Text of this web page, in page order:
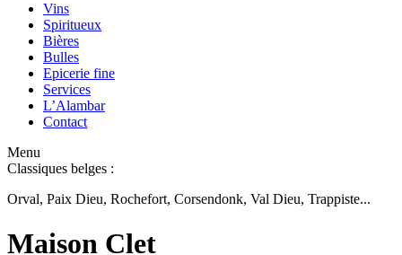
Vins
Spiritueux
Bières
Bulles
Epicerie fine
Services
L’Alambar
Contact
Menu
Classiques belges :
Orval, Paix Dieu, Rochefort, Corsendonk, Val Dieu, Trappiste...
Maison Clet